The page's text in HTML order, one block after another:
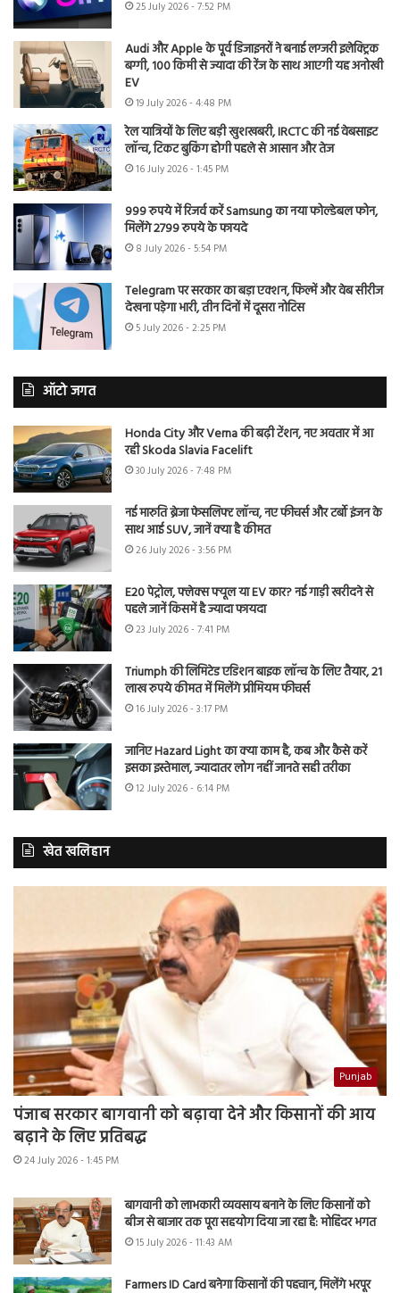
25 July 2026 - 7:52 PM
Audi और Apple के पूर्व डिजाइनरों ने बनाई लग्जरी इलेक्ट्रिक
बग्गी, 100 किमी से ज्यादा की रेंज के साथ आएगी यह अनोखी
EV
19 July 2026 - 4:48 PM
रेल यात्रियों के लिए बड़ी खुशखबरी, IRCTC की नई वेबसाइट
लॉन्च, टिकट बुकिंग होगी पहले से आसान और तेज
16 July 2026 - 1:45 PM
999 रुपये में रिजर्व करें Samsung का नया फोल्डेबल फोन,
मिलेंगे 2799 रुपये के फायदे
8 July 2026 - 5:54 PM
Telegram पर सरकार का बड़ा एक्शन, फिल्में और वेब सीरीज
देखना पड़ेगा भारी, तीन दिनों में दूसरा नोटिस
5 July 2026 - 2:25 PM
ऑटो जगत
Honda City और Verna की बढ़ी टेंशन, नए अवतार में आ
रही Skoda Slavia Facelift
30 July 2026 - 7:48 PM
नई मारुति ब्रेजा फेसलिफ्ट लॉन्च, नए फीचर्स और टर्बो इंजन के
साथ आई SUV, जानें क्या है कीमत
26 July 2026 - 3:56 PM
E20 पेट्रोल, फ्लेक्स फ्यूल या EV कार? नई गाड़ी खरीदने से
पहले जानें किसमें है ज्यादा फायदा
23 July 2026 - 7:41 PM
Triumph की लिमिटेड एडिशन बाइक लॉन्च के लिए तैयार, 21
लाख रुपये कीमत में मिलेंगे प्रीमियम फीचर्स
16 July 2026 - 3:17 PM
जानिए Hazard Light का क्या काम है, कब और कैसे करें
इसका इस्तेमाल, ज्यादातर लोग नहीं जानते सही तरीका
12 July 2026 - 6:14 PM
खेत खलिहान
Punjab
पंजाब सरकार बागवानी को बढ़ावा देने और किसानों की आय
बढ़ाने के लिए प्रतिबद्ध
24 July 2026 - 1:45 PM
बागवानी को लाभकारी व्यवसाय बनाने के लिए किसानों को
बीज से बाजार तक पूरा सहयोग दिया जा रहा है: मोहिंदर भगत
15 July 2026 - 11:43 AM
Farmers ID Card बनेगा किसानों की पहचान, मिलेंगे भरपूर